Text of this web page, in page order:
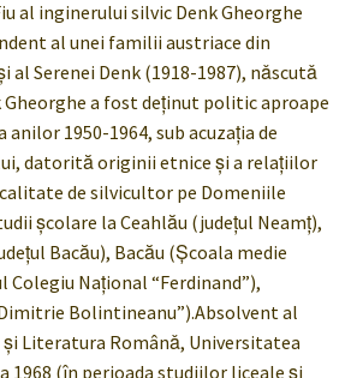
al inginerului silvic Denk Gheorghe
al unei familii austriace din
al Serenei Denk (1918-1987), nǎscutǎ
Gheorghe a fost deţinut politic aproape
1950-1964, sub acuzaţia de
datorită originii etnice şi a relaţiilor
de silvicultor pe Domeniile
şcolare la Ceahlău (judeţul Neamţ),
Bacău), Bacău (Şcoala medie
Colegiu Naţional “Ferdinand”),
Bolintineanu”).Absolvent al
şi Literatura Românǎ, Universitatea
1968 (în perioada studiilor liceale şi